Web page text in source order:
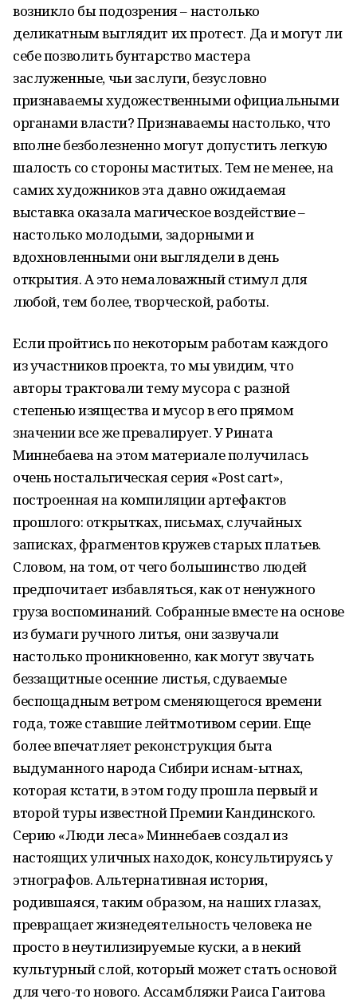
возникло бы подозрения – настолько
деликатным выглядит их протест. Да и могут ли
себе позволить бунтарство мастера
заслуженные, чьи заслуги, безусловно
признаваемы художественными официальными
органами власти? Признаваемы настолько, что
вполне безболезненно могут допустить легкую
шалость со стороны маститых. Тем не менее, на
самих художников эта давно ожидаемая
выставка оказала магическое воздействие –
настолько молодыми, задорными и
вдохновленными они выглядели в день
открытия. А это немаловажный стимул для
любой, тем более, творческой, работы.
Если пройтись по некоторым работам каждого
из участников проекта, то мы увидим, что
авторы трактовали тему мусора с разной
степенью изящества и мусор в его прямом
значении все же превалирует. У Рината
Миннебаева на этом материале получилась
очень ностальгическая серия «Post cart»,
построенная на компиляции артефактов
прошлого: открытках, письмах, случайных
записках, фрагментов кружев старых платьев.
Словом, на том, от чего большинство людей
предпочитает избавляться, как от ненужного
груза воспоминаний. Собранные вместе на основе
из бумаги ручного литья, они зазвучали
настолько проникновенно, как могут звучать
беззащитные осенние листья, сдуваемые
беспощадным ветром сменяющегося времени
года, тоже ставшие лейтмотивом серии. Еще
более впечатляет реконструкция быта
выдуманного народа Сибири иснам-ытнах,
которая кстати, в этом году прошла первый и
второй туры известной Премии Кандинского.
Серию «Люди леса» Миннебаев создал из
настоящих уличных находок, консультируясь у
этнографов. Альтернативная история,
родившаяся, таким образом, на наших глазах,
превращает жизнедеятельность человека не
просто в неутилизируемые куски, а в некий
культурный слой, который может стать основой
для чего-то нового. Ассамбляжи Раиса Гаитова